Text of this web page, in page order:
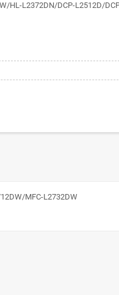
HL-L2372DN/DCP-L2512D/
MFC-L2732DW